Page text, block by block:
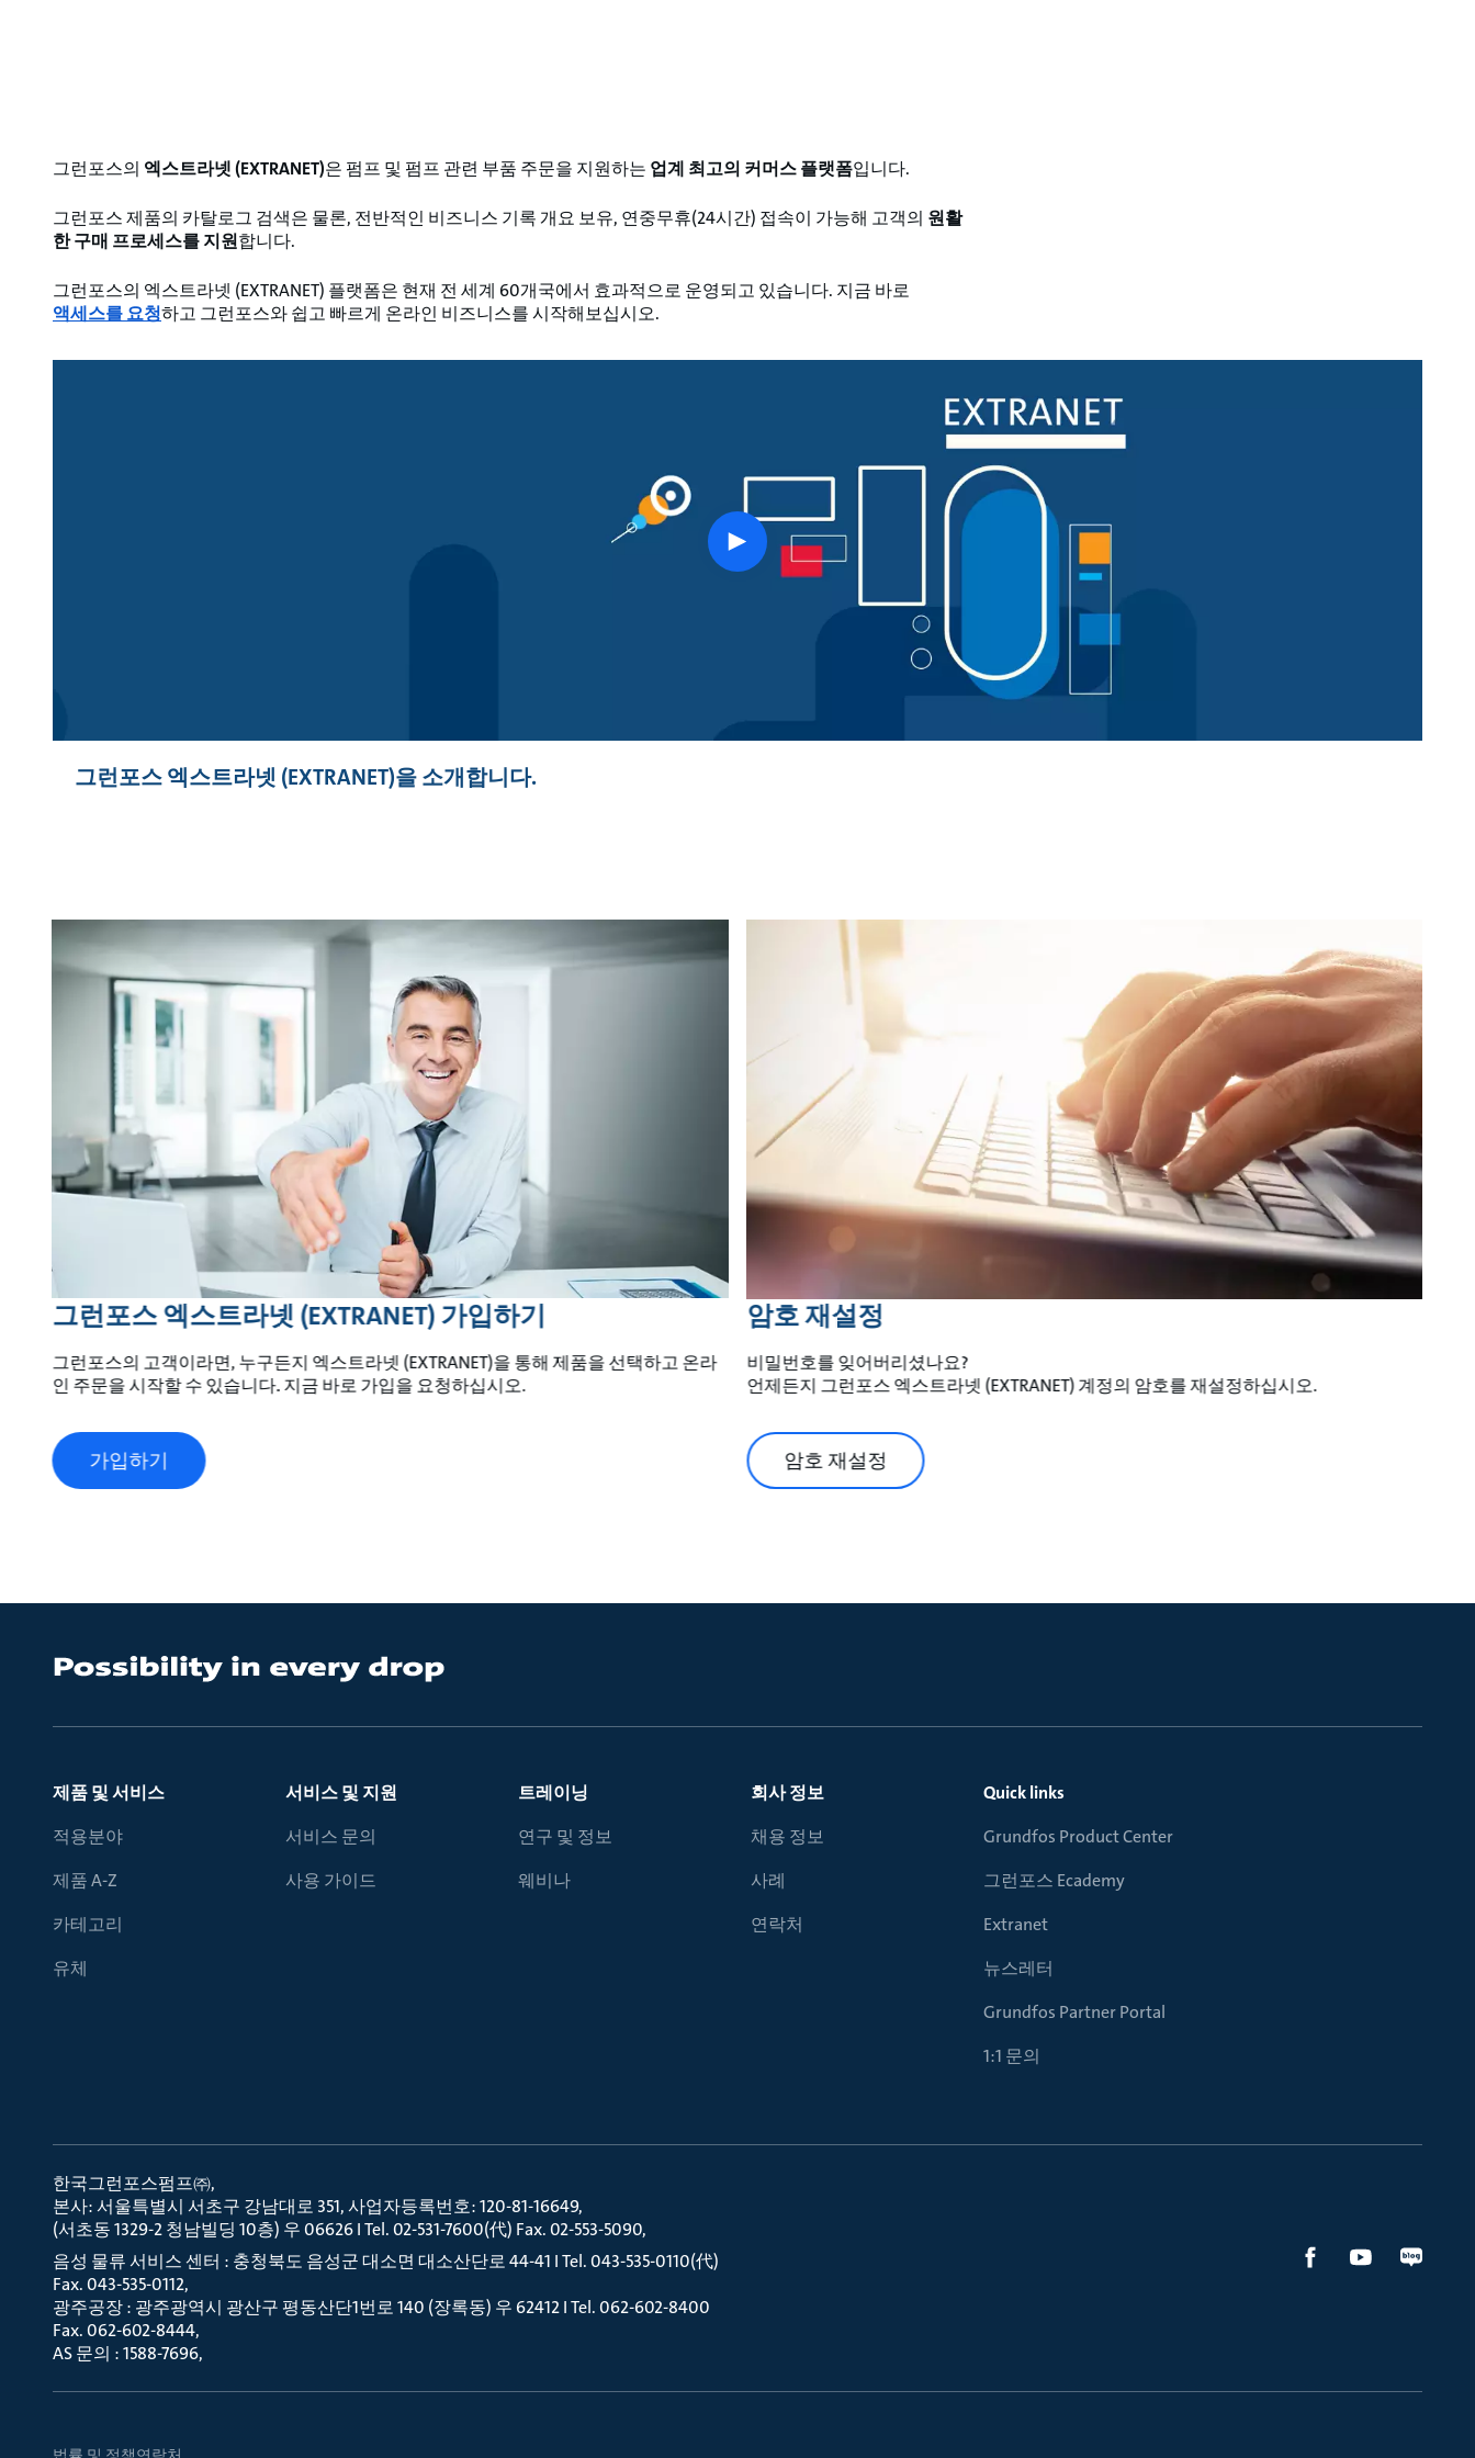
그런포스의 엑스트라넷 (EXTRANET)은 펌프 및 펌프 관련 부품 주문을 지원하는 업계 최고의 커머스 플랫폼입니다.
그런포스 제품의 카탈로그 검색은 물론, 전반적인 비즈니스 기록 개요 보유, 연중무휴(24시간) 접속이 가능해 고객의 원활
한 구매 프로세스를 지원합니다.
그런포스의 엑스트라넷 (EXTRANET) 플랫폼은 현재 전 세계 60개국에서 효과적으로 운영되고 있습니다. 지금 바로
액세스를 요청하고 그런포스와 쉽고 빠르게 온라인 비즈니스를 시작해보십시오.
play
button
그런포스 엑스트라넷 (EXTRANET)을 소개합니다.
그런포스 엑스트라넷 (EXTRANET) 가입하기
그런포스의 고객이라면, 누구든지 엑스트라넷 (EXTRANET)을 통해 제품을 선택하고 온라
인 주문을 시작할 수 있습니다. 지금 바로 가입을 요청하십시오.
가입하기
암호 재설정
비밀번호를 잊어버리셨나요?
언제든지 그런포스 엑스트라넷 (EXTRANET) 계정의 암호를 재설정하십시오.
암호 재설정
제품 및 서비스
적용분야
제품 A-Z
카테고리
유체
서비스 및 지원
서비스 문의
사용 가이드
트레이닝
연구 및 정보
웨비나
회사 정보
채용 정보
사례
연락처
Quick links
Grundfos Product Center
그런포스 Ecademy
Extranet
뉴스레터
Grundfos Partner Portal
1:1 문의
한국그런포스펌프㈜
본사: 서울특별시 서초구 강남대로 351, 사업자등록번호: 120-81-16649
(서초동 1329-2 청남빌딩 10층) 우 06626 I Tel. 02-531-7600(代) Fax. 02-553-5090
음성 물류 서비스 센터 : 충청북도 음성군 대소면 대소산단로 44-41 I Tel. 043-535-0110(代)
Fax. 043-535-0112
광주공장 : 광주광역시 광산구 평동산단1번로 140 (장록동) 우 62412 I Tel. 062-602-8400
Fax. 062-602-8444
AS 문의 : 1588-7696